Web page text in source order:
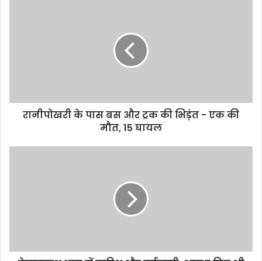
रानीपोखरी के पास बस और ट्रक की भिड़ंत - एक की
मौत, 15 घायल